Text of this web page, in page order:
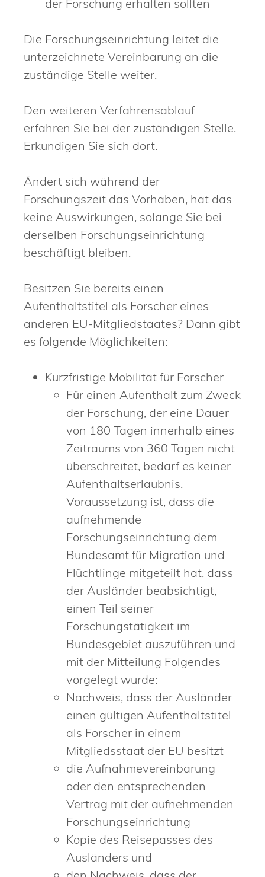
der Forschung erhalten sollten
Die Forschungseinrichtung leitet die
unterzeichnete Vereinbarung an die
zuständige Stelle weiter.
Den weiteren Verfahrensablauf
erfahren Sie bei der zuständigen Stelle.
Erkundigen Sie sich dort.
Ändert sich während der
Forschungszeit das Vorhaben, hat das
keine Auswirkungen, solange Sie bei
derselben Forschungseinrichtung
beschäftigt bleiben.
Besitzen Sie bereits einen
Aufenthaltstitel als Forscher eines
anderen EU-Mitgliedstaates? Dann gibt
es folgende Möglichkeiten:
Kurzfristige Mobilität für Forscher
Für einen Aufenthalt zum Zweck
der Forschung, der eine Dauer
von 180 Tagen innerhalb eines
Zeitraums von 360 Tagen nicht
überschreitet, bedarf es keiner
Aufenthaltserlaubnis.
Voraussetzung ist, dass die
aufnehmende
Forschungseinrichtung dem
Bundesamt für Migration und
Flüchtlinge mitgeteilt hat, dass
der Ausländer beabsichtigt,
einen Teil seiner
Forschungstätigkeit im
Bundesgebiet auszuführen und
mit der Mitteilung Folgendes
vorgelegt wurde:
Nachweis, dass der Ausländer
einen gültigen Aufenthaltstitel
als Forscher in einem
Mitgliedsstaat der EU besitzt
die Aufnahmevereinbarung
oder den entsprechenden
Vertrag mit der aufnehmenden
Forschungseinrichtung
Kopie des Reisepasses des
Ausländers und